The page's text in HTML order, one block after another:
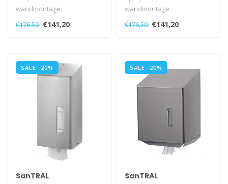
wandmontage.
Met navulbaar reservoir.
Met verborgen speciaa..
€176,50 €141,20
wandmontage.
Met navulbaar reservoir.
Met verborgen specia..
€176,50 €141,20
SALE -20%
SanTRAL
SALE -20%
SanTRAL